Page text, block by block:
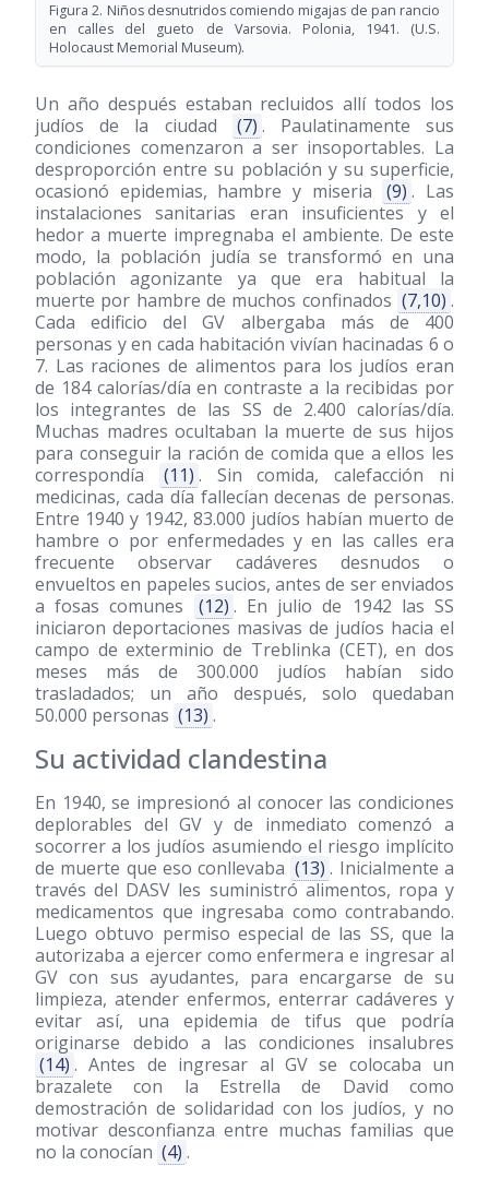
Figura 2. Niños desnutridos comiendo migajas de pan rancio
en calles del gueto de Varsovia. Polonia, 1941. (U.S.
Holocaust Memorial Museum).
Un año después estaban recluidos allí todos los
judíos de la ciudad
(7) . Paulatinamente sus
condiciones comenzaron a ser insoportables. La
desproporción entre su población y su superficie,
ocasionó epidemias, hambre y miseria
(9) . Las
instalaciones sanitarias eran insuficientes y el
hedor a muerte impregnaba el ambiente. De este
modo, la población judía se transformó en una
población agonizante ya que era habitual la
muerte por hambre de muchos confinados (7,10) .
Cada edificio del GV albergaba más de 400
personas y en cada habitación vivían hacinadas 6 o
7. Las raciones de alimentos para los judíos eran
de 184 calorías/día en contraste a la recibidas por
los integrantes de las SS de 2.400 calorías/día.
Muchas madres ocultaban la muerte de sus hijos
para conseguir la ración de comida que a ellos les
correspondía
(11) . Sin comida, calefacción ni
medicinas, cada día fallecían decenas de personas.
Entre 1940 y 1942, 83.000 judíos habían muerto de
hambre o por enfermedades y en las calles era
frecuente observar cadáveres desnudos o
envueltos en papeles sucios, antes de ser enviados
a fosas comunes
(12) . En julio de 1942 las SS
iniciaron deportaciones masivas de judíos hacia el
campo de exterminio de Treblinka (CET), en dos
meses más de 300.000 judíos habían sido
trasladados; un año después, solo quedaban
50.000 personas (13) .
Su actividad clandestina
En 1940, se impresionó al conocer las condiciones
deplorables del GV y de inmediato comenzó a
socorrer a los judíos asumiendo el riesgo implícito
de muerte que eso conllevaba (13) . Inicialmente a
través del DASV les suministró alimentos, ropa y
medicamentos que ingresaba como contrabando.
Luego obtuvo permiso especial de las SS, que la
autorizaba a ejercer como enfermera e ingresar al
GV con sus ayudantes, para encargarse de su
limpieza, atender enfermos, enterrar cadáveres y
evitar así, una epidemia de tifus que podría
originarse debido a las condiciones insalubres
(14) . Antes de ingresar al GV se colocaba un
brazalete con la Estrella de David como
demostración de solidaridad con los judíos, y no
motivar desconfianza entre muchas familias que
no la conocían (4) .